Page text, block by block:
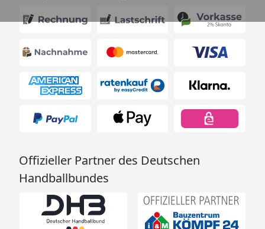
Offizieller Partner des Deutschen
Handballbundes